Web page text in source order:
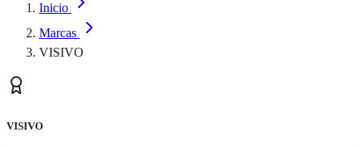
Inicio
Marcas
VISIVO
VISIVO